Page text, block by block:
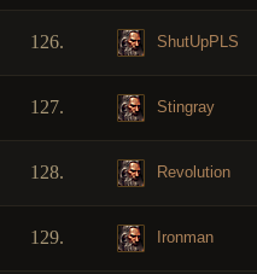
126. ShutUpPLS
127. Stingray
128. Revolution
129. Ironman